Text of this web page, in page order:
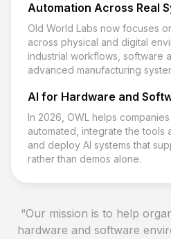
Automation Across Real
Old World Labs now focuses
across physical and digital
industrial workflows, software
advanced manufacturing
AI for Hardware and
In 2026, OWL helps
automated, integrate the tools
and deploy AI systems that
rather than demos alone.
“Our mission is to help
hardware and software